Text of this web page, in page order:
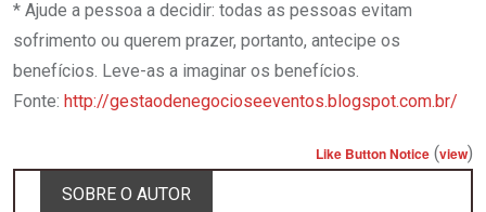
* Ajude a pessoa a decidir: todas as pessoas evitam
sofrimento ou querem prazer, portanto, antecipe os
benefícios. Leve-as a imaginar os benefícios.
Fonte: http://gestaodenegocioseeventos.blogspot.com.br/
Like Button Notice (view)
SOBRE O AUTOR